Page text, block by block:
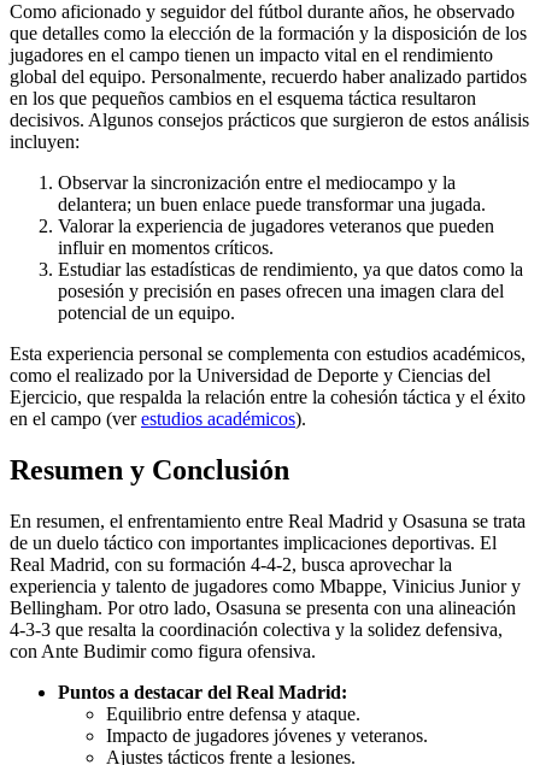
Como aficionado y seguidor del fútbol durante años, he observado
que detalles como la elección de la formación y la disposición de los
jugadores en el campo tienen un impacto vital en el rendimiento
global del equipo. Personalmente, recuerdo haber analizado partidos
en los que pequeños cambios en el esquema táctica resultaron
decisivos. Algunos consejos prácticos que surgieron de estos análisis
incluyen:
Observar la sincronización entre el mediocampo y la
delantera; un buen enlace puede transformar una jugada.
Valorar la experiencia de jugadores veteranos que pueden
influir en momentos críticos.
Estudiar las estadísticas de rendimiento, ya que datos como la
posesión y precisión en pases ofrecen una imagen clara del
potencial de un equipo.
Esta experiencia personal se complementa con estudios académicos,
como el realizado por la Universidad de Deporte y Ciencias del
Ejercicio, que respalda la relación entre la cohesión táctica y el éxito
en el campo (verestudios académicos).
Resumen y Conclusión
En resumen, el enfrentamiento entre Real Madrid y Osasuna se trata
de un duelo táctico con importantes implicaciones deportivas. El
Real Madrid, con su formación 4-4-2, busca aprovechar la
experiencia y talento de jugadores como Mbappe, Vinicius Junior y
Bellingham. Por otro lado, Osasuna se presenta con una alineación
4-3-3 que resalta la coordinación colectiva y la solidez defensiva,
con Ante Budimir como figura ofensiva.
Puntos a destacar del Real Madrid:
Equilibrio entre defensa y ataque.
Impacto de jugadores jóvenes y veteranos.
Ajustes tácticos frente a lesiones.